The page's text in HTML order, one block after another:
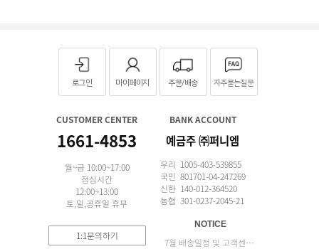
로그인 마이페이지 주문/배송 자주묻는질문
CUSTOMER CENTER
1661-4853
월~금 10:00~17:00
점심시간
12:00~13:00
토,일,공휴일 휴무
1:1문의하기
BANK ACCOUNT
예금주 ㈜퍼니엠
우리 1005-403-539855
국민 801701-04-247269
신한 140-012-364520
농협 301-0237-2045-21
NOTICE
7월 배송일정 및 고객센터 업무 안내